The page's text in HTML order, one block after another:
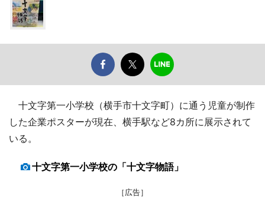
十文字第一小学校（横手市十文字町）に通う児童が制作
した企業ポスターが現在、横手駅など8カ所に展示されて
いる。
十文字第一小学校の「十文字物語」
［広告］